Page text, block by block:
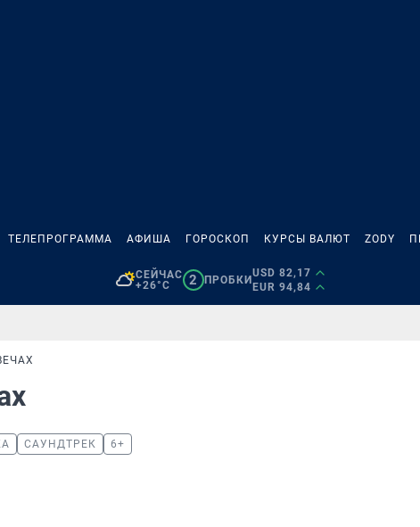
ТЕЛЕПРОГРАММА АФИША ГОРОСКОП КУРСЫ ВАЛЮТ ZODY
СЕЙЧАС
+26°C
2 ПРОБКИ
USD 82,17
EUR 94,84
САУНДТРЕК 6+